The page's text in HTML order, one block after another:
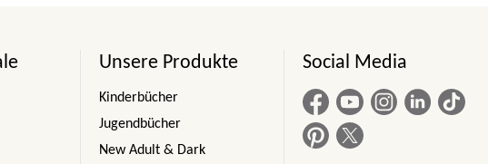
Unsere Produkte
Kinderbücher
Jugendbücher
New Adult & Dark
Social Media